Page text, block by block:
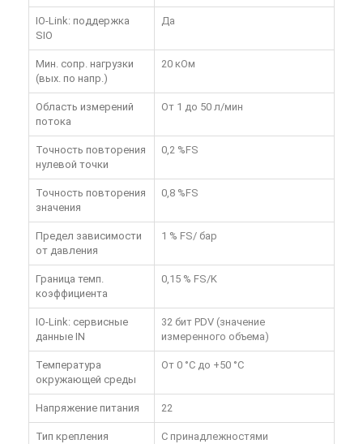
IO-Link: поддержка
SIO
Да
Мин. сопр. нагрузки
(вых. по напр.)
20 кОм
Область измерений
потока
От 1 до 50 л/мин
Точность повторения
нулевой точки
0,2 %FS
Точность повторения
значения
0,8 %FS
Предел зависимости
от давления
1 % FS/ бар
Граница темп.
коэффициента
0,15 % FS/K
IO-Link: сервисные
данные IN
32 бит PDV (значение
измеренного объема)
Температура
окружающей среды
От 0 °C до +50 °C
Напряжение питания 22
Тип крепления С принадлежностями